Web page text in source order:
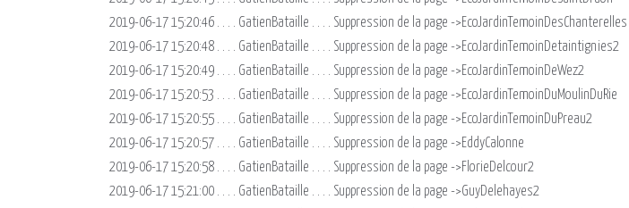
2019-06-17 15:20:46 . . . . GatienBataille . . . . Suppression de la page ->EcoJardinTemoinDesChanterelles
2019-06-17 15:20:48 . . . . GatienBataille . . . . Suppression de la page ->EcoJardinTemoinDetaintignies2
2019-06-17 15:20:49 . . . . GatienBataille . . . . Suppression de la page ->EcoJardinTemoinDeWez2
2019-06-17 15:20:53 . . . . GatienBataille . . . . Suppression de la page ->EcoJardinTemoinDuMoulinDuRie
2019-06-17 15:20:55 . . . . GatienBataille . . . . Suppression de la page ->EcoJardinTemoinDuPreau2
2019-06-17 15:20:57 . . . . GatienBataille . . . . Suppression de la page ->EddyCalonne
2019-06-17 15:20:58 . . . . GatienBataille . . . . Suppression de la page ->FlorieDelcour2
2019-06-17 15:21:00 . . . . GatienBataille . . . . Suppression de la page ->GuyDelehayes2